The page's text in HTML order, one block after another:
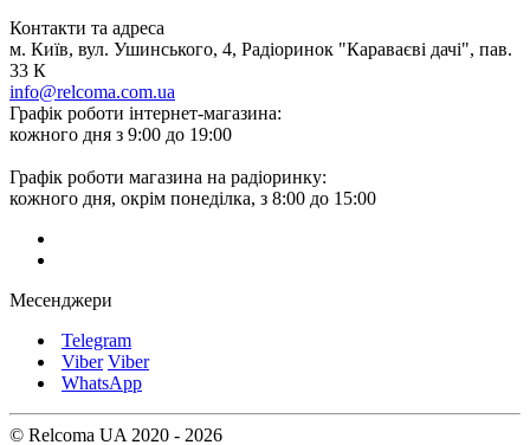
Контакти та адреса
м. Київ, вул. Ушинського, 4, Радіоринок "Караваєві дачі", пав.
33 К
info@relcoma.com.ua
Графік роботи інтернет-магазина:
кожного дня з 9:00 до 19:00
Графік роботи магазина на радіоринку:
кожного дня, окрім понеділка, з 8:00 до 15:00
Месенджери
Telegram
Viber Viber
WhatsApp
© Relcoma UA 2020 - 2026